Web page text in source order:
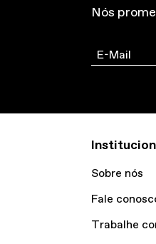
Nós
Email
Sobre nós
Fale
Trabalhe